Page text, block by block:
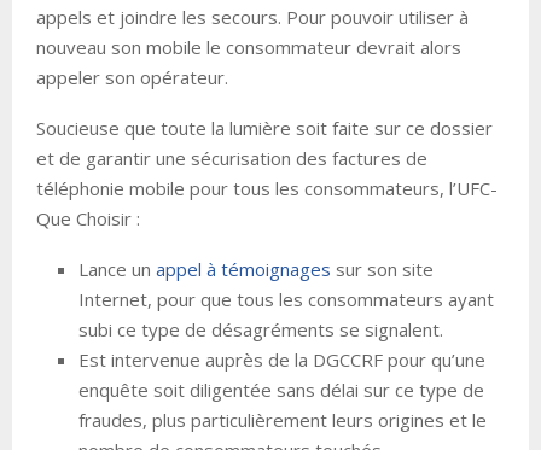
appels et joindre les secours. Pour pouvoir utiliser à
nouveau son mobile le consommateur devrait alors
appeler son opérateur.
Soucieuse que toute la lumière soit faite sur ce dossier
et de garantir une sécurisation des factures de
téléphonie mobile pour tous les consommateurs, l’UFC-
Que Choisir :
Lance un appel à témoignages sur son site
Internet, pour que tous les consommateurs ayant
subi ce type de désagréments se signalent.
Est intervenue auprès de la DGCCRF pour qu’une
enquête soit diligentée sans délai sur ce type de
fraudes, plus particulièrement leurs origines et le